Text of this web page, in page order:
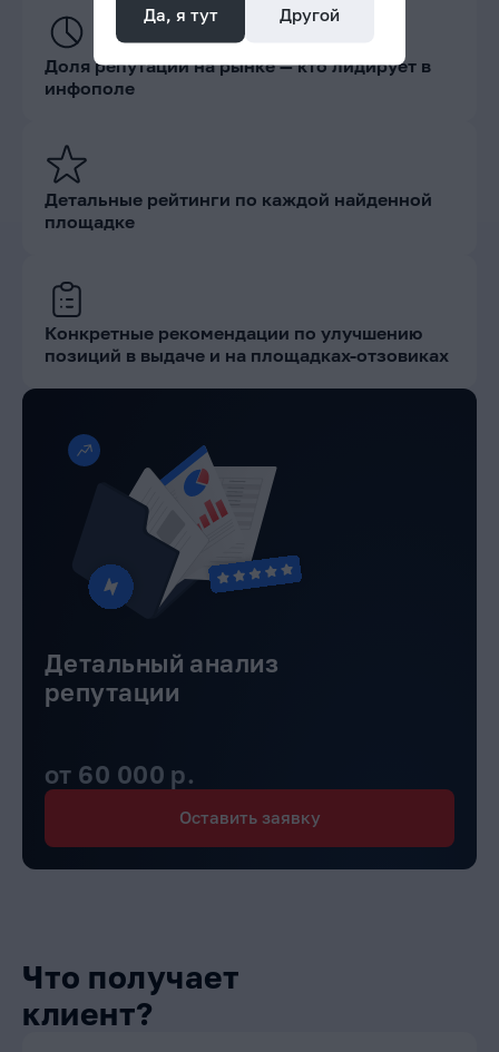
Доля репутации на рынке — кто лидирует в
инфополе
Детальные рейтинги по каждой найденной
площадке
Конкретные рекомендации по улучшению
позиций в выдаче и на площадках-отзовиках
Детальный анализ
репутации
от 60 000 р.
Оставить заявку
Что получает
клиент?
Да, я тут Другой